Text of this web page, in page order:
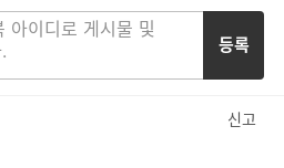
등록
신고